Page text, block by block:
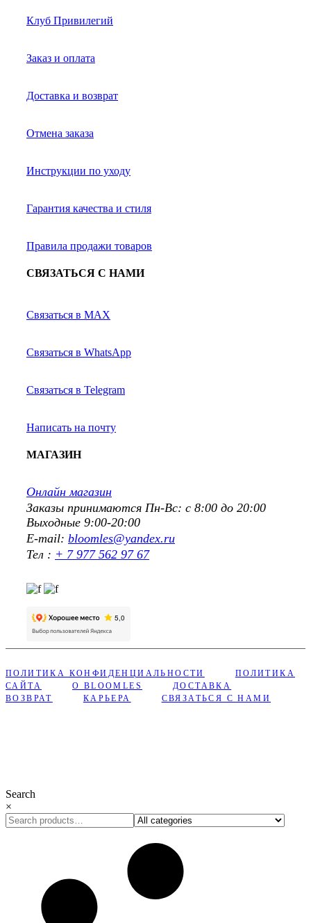
Клуб Привилегий
Заказ и оплата
Доставка и возврат
Отмена заказа
Инструкции по уходу
Гарантия качества и стиля
Правила продажи товаров
СВЯЗАТЬСЯ С НАМИ
Связаться в MAX
Связаться в WhatsApp
Связаться в Telegram
Написать на почту
МАГАЗИН
Онлайн магазин
Заказы принимаются Пн-Вс: с 8:00 до 20:00
Выходные 9:00-20:00
E-mail: bloomles@yandex.ru
Тел : + 7 977 562 97 67
ПОЛИТИКА КОНФИДЕНЦИАЛЬНОСТИ
ПОЛИТИКА
САЙТА
О BLOOMLES
ДОСТАВКА
ВОЗВРАТ
КАРЬЕРА СВЯЗАТЬСЯ С НАМИ
Search
×